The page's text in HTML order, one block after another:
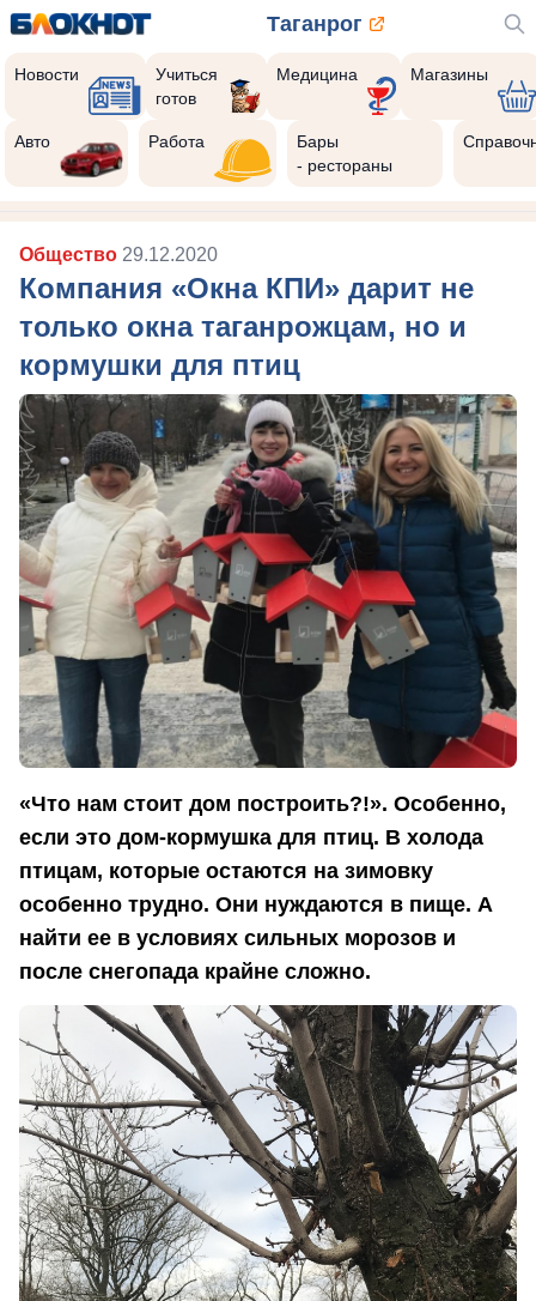
Таганрог
Новости
Учиться
готов
Медицина Магазины
Авто Работа
Бары
- рестораны
Общество 29.12.2020
Компания «Окна КПИ» дарит не
только окна таганрожцам, но и
кормушки для птиц
«Что нам стоит дом построить?!». Особенно,
если это дом-кормушка для птиц. В холода
птицам, которые остаются на зимовку
особенно трудно. Они нуждаются в пище. А
найти ее в условиях сильных морозов и
после снегопада крайне сложно.